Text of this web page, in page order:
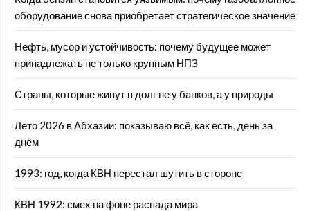
оборудование снова приобретает стратегическое значение
Нефть, мусор и устойчивость: почему будущее может
принадлежать не только крупным НПЗ
Страны, которые живут в долг не у банков, а у природы
Лето 2026 в Абхазии: показываю всё, как есть, день за
днём
1993: год, когда КВН перестал шутить в стороне
КВН 1992: смех на фоне распада мира